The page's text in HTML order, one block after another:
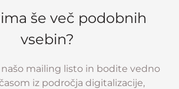
še več podobnih
vsebin?
našo mailing listo in bodite vedno
iz področja digitalizacije,